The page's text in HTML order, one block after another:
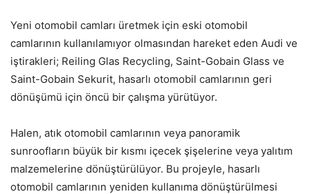
Yeni otomobil camları üretmek için eski otomobil
camlarının kullanılamıyor olmasından hareket eden Audi ve
iştirakleri; Reiling Glas Recycling, Saint-Gobain Glass ve
Saint-Gobain Sekurit, hasarlı otomobil camlarının geri
dönüşümü için öncü bir çalışma yürütüyor.
Halen, atık otomobil camlarının veya panoramik
sunroofların büyük bir kısmı içecek şişelerine veya yalıtım
malzemelerine dönüştürülüyor. Bu projeyle, hasarlı
otomobil camlarının yeniden kullanıma dönüştürülmesi